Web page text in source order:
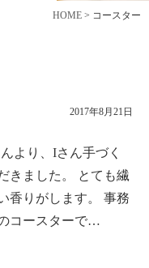
HOME > コースター
2017年8月21日
より、Iさん手づく
きました。 とても繊
香りがします。 事務
コースターで…